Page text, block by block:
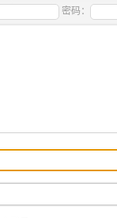
密码：